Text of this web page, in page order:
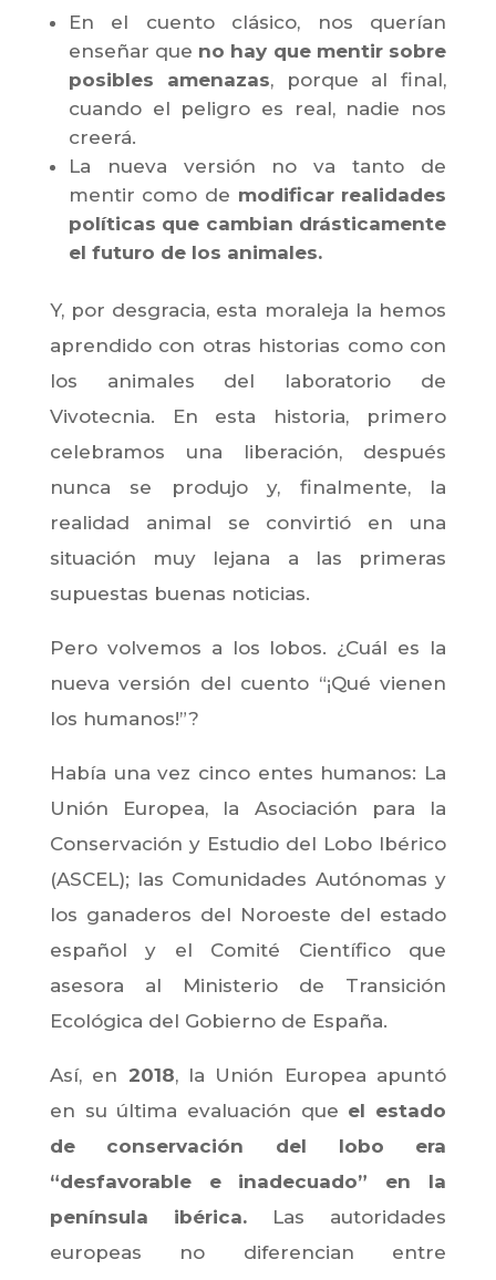
En el cuento clásico, nos querían
enseñar que no hay que mentir sobre
posibles amenazas, porque al final,
cuando el peligro es real, nadie nos
creerá.
La nueva versión no va tanto de
mentir como de modificar realidades
políticas que cambian drásticamente
el futuro de los animales.
Y, por desgracia, esta moraleja la hemos
aprendido con otras historias como con
los animales del laboratorio de
Vivotecnia. En esta historia, primero
celebramos una liberación, después
nunca se produjo y, finalmente, la
realidad animal se convirtió en una
situación muy lejana a las primeras
supuestas buenas noticias.
Pero volvemos a los lobos. ¿Cuál es la
nueva versión del cuento “¡Qué vienen
los humanos!”?
Había una vez cinco entes humanos: La
Unión Europea, la Asociación para la
Conservación y Estudio del Lobo Ibérico
(ASCEL); las Comunidades Autónomas y
los ganaderos del Noroeste del estado
español y el Comité Científico que
asesora al Ministerio de Transición
Ecológica del Gobierno de España.
Así, en 2018, la Unión Europea apuntó
en su última evaluación que el estado
de conservación del lobo era
“desfavorable e inadecuado” en la
península ibérica.Las autoridades
europeas no diferencian entre